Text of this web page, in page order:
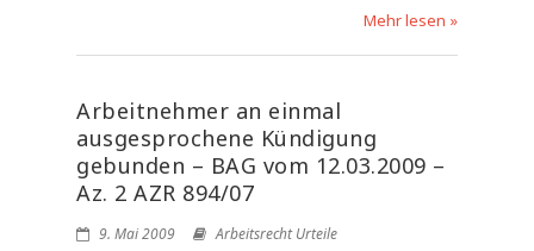
Mehr lesen »
Arbeitnehmer an einmal
ausgesprochene Kündigung
gebunden – BAG vom 12.03.2009 –
Az. 2 AZR 894/07
9. Mai 2009 Arbeitsrecht Urteile